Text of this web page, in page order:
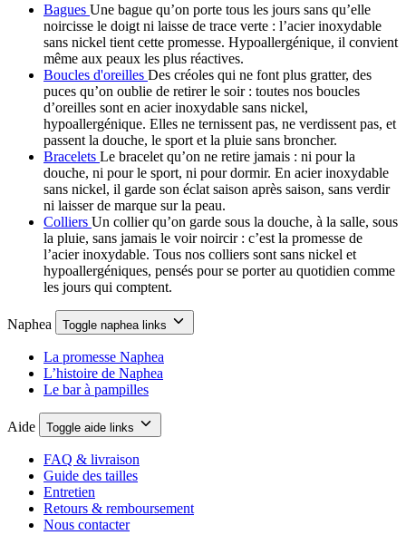
Bagues Une bague qu’on porte tous les jours sans qu’elle
noircisse le doigt ni laisse de trace verte : l’acier inoxydable
sans nickel tient cette promesse. Hypoallergénique, il convient
même aux peaux les plus réactives.
Boucles d'oreilles Des créoles qui ne font plus gratter, des
puces qu’on oublie de retirer le soir : toutes nos boucles
d’oreilles sont en acier inoxydable sans nickel,
hypoallergénique. Elles ne ternissent pas, ne verdissent pas, et
passent la douche, le sport et la pluie sans broncher.
Bracelets Le bracelet qu’on ne retire jamais : ni pour la
douche, ni pour le sport, ni pour dormir. En acier inoxydable
sans nickel, il garde son éclat saison après saison, sans verdir
ni laisser de marque sur la peau.
Colliers Un collier qu’on garde sous la douche, à la salle, sous
la pluie, sans jamais le voir noircir : c’est la promesse de
l’acier inoxydable. Tous nos colliers sont sans nickel et
hypoallergéniques, pensés pour se porter au quotidien comme
les jours qui comptent.
Naphea Toggle naphea links
La promesse Naphea
L’histoire de Naphea
Le bar à pampilles
Aide Toggle aide links
FAQ & livraison
Guide des tailles
Entretien
Retours & remboursement
Nous contacter